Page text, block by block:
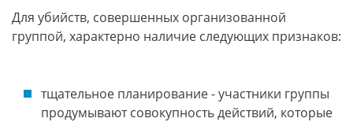
Для убийств, совершенных организованной
группой, характерно наличие следующих признаков:
тщательное планирование - участники группы
продумывают совокупность действий, которые